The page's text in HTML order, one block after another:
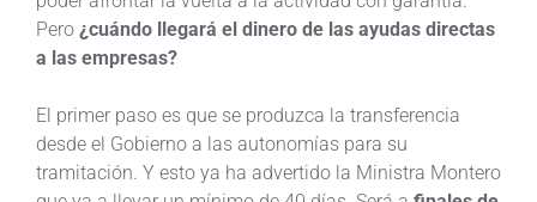
Pero ¿cuándo llegará el dinero de las ayudas directas
a las empresas?
El primer paso es que se produzca la transferencia
desde el Gobierno a las autonomías para su
tramitación. Y esto ya ha advertido la Ministra Montero